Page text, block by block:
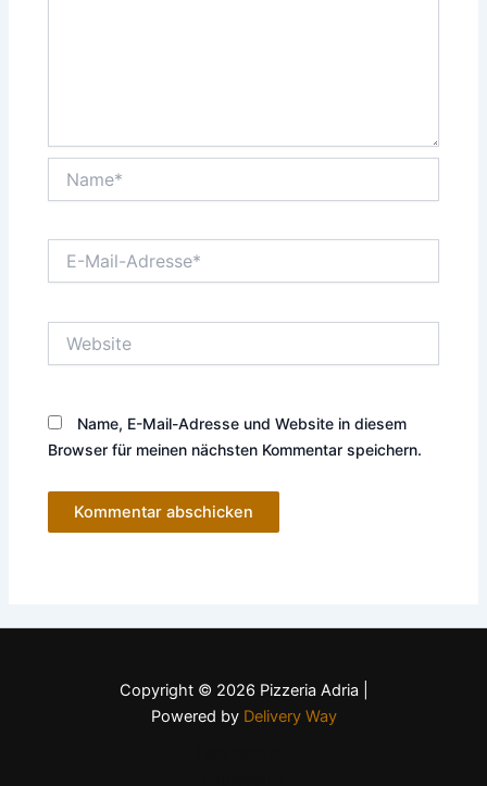
Mail-
Name, E-Mail-Adresse und Website in diesem
Browser für meinen nächsten Kommentar speichern.
Copyright © 2026 Pizzeria Adria |
Powered by Delivery Way